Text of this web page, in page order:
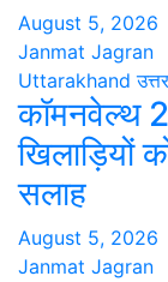
August 5, 2026
Janmat Jagran
Uttarakhand
कॉमनवेल्थ
खिलाड़ियों
सलाह
August 5, 2026
Janmat Jagran